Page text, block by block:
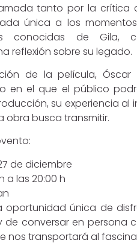
tanto por la crítica
única a los
conocidas de Gila,
reflexión sobre su legado.
de la película, Óscar
en el que el público
su experiencia al
obra busca transmitir.
de diciembre
a las 20:00 h
oportunidad única de
de conversar en persona
nos transportará al